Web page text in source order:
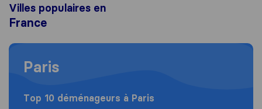
Villes populaires en
France
Moving to Paris
Paris
Top 10 déménageurs à Paris